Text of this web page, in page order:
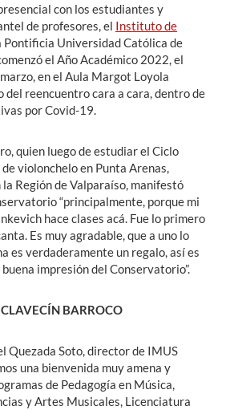
con los estudiantes y
de profesores, el Instituto de
Pontificia Universidad Católica de
el Año Académico 2022, el
en el Aula Margot Loyola
del reencuentro cara a cara, dentro de
por Covid-19.
quien luego de estudiar el Ciclo
de violonchelo en Punta Arenas,
Región de Valparaíso, manifestó
“principalmente, porque mi
hace clases acá. Fue lo primero
Es muy agradable, que a uno lo
es verdaderamente un regalo, así es
impresión del Conservatorio”.
BARROCO
Quezada Soto, director de IMUS
una bienvenida muy amena y
de Pedagogía en Música,
y Artes Musicales, Licenciatura